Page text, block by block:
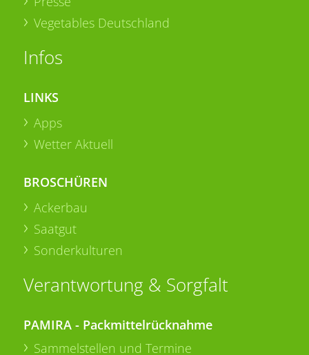
Vegetables Deutschland
Infos
LINKS
Apps
Wetter Aktuell
BROSCHÜREN
Ackerbau
Saatgut
Sonderkulturen
Verantwortung & Sorgfalt
PAMIRA - Packmittelrücknahme
Sammelstellen und Termine